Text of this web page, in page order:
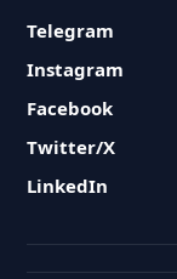
Telegram
Instagram
Facebook
Twitter/X
LinkedIn